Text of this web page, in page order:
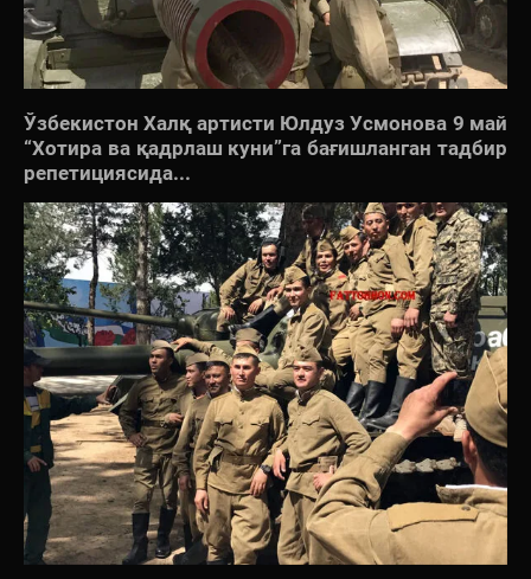
Ўзбекистон Халқ артисти Юлдуз Усмонова 9 май
“Хотира ва қадрлаш куни”га бағишланган тадбир
репетициясида...